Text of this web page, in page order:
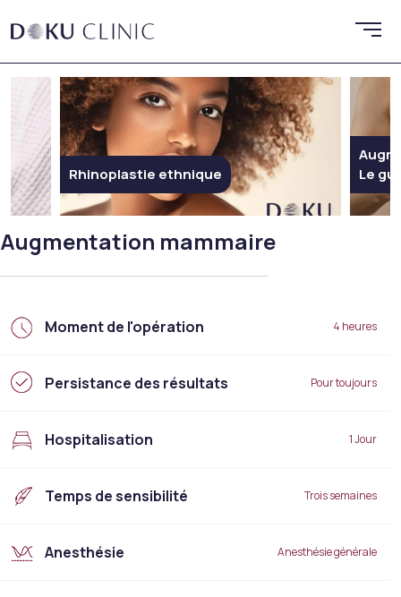
Rhinoplastie ethnique
Le
Augmentation mammaire
Moment de l'opération 4 heures
Persistance des résultats Pour toujours
Hospitalisation 1 Jour
Temps de sensibilité Trois semaines
Anesthésie Anesthésie générale